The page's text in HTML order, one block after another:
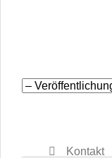
Kontakt